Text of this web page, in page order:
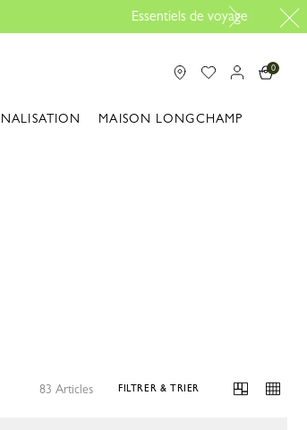
0
MAISON LONGCHAMP
83 Articles FILTRER & TRIER